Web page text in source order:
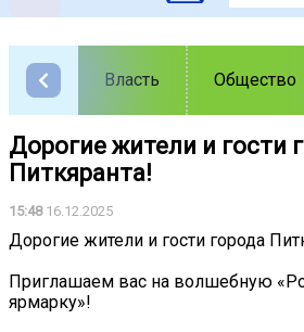
Власть Общество
Дорогие жители и гости
Питкяранта!
15:4816.12.2025
Дорогие жители и гости города
Приглашаем вас на волшебную
ярмарку»!